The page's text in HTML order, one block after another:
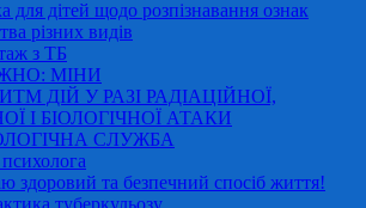
для дітей щодо розпізнавання ознак
різних видів
з ТБ
МІНИ
ДІЙ У РАЗІ РАДІАЦІЙНОЇ,
І БІОЛОГІЧНОЇ АТАКИ
СЛУЖБА
здоровий та безпечний спосіб життя!
туберкульозу